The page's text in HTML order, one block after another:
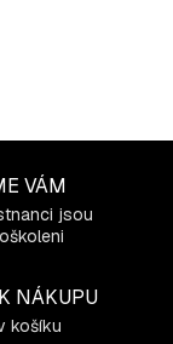
VÁM
jsou
NÁKUPU
košíku